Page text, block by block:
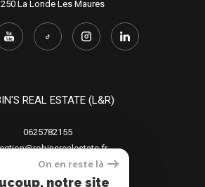
La Londe Les Maures
REAL ESTATE (L&R)
0625782155
Georges Clémenceau
La Londe Les Maures
On en reste là
notre site